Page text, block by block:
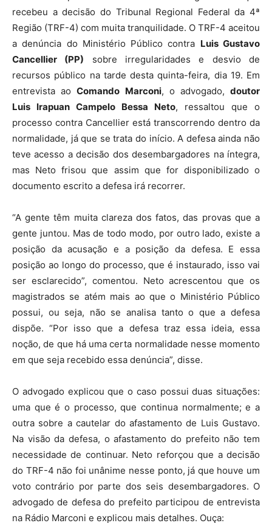
recebeu a decisão do Tribunal Regional Federal da 4ª
Região (TRF-4) com muita tranquilidade. O TRF-4 aceitou
a denúncia do Ministério Público contra Luis Gustavo
Cancellier (PP) sobre irregularidades e desvio de
recursos público na tarde desta quinta-feira, dia 19. Em
entrevista aoComando Marconi, o advogado,doutor
Luis Irapuan Campelo Bessa Neto, ressaltou que o
processo contra Cancellier está transcorrendo dentro da
normalidade, já que se trata do início. A defesa ainda não
teve acesso a decisão dos desembargadores na íntegra,
mas Neto frisou que assim que for disponibilizado o
documento escrito a defesa irá recorrer.
“A gente têm muita clareza dos fatos, das provas que a
gente juntou. Mas de todo modo, por outro lado, existe a
posição da acusação e a posição da defesa. E essa
posição ao longo do processo, que é instaurado, isso vai
ser esclarecido”, comentou. Neto acrescentou que os
magistrados se atém mais ao que o Ministério Público
possui, ou seja, não se analisa tanto o que a defesa
dispõe. “Por isso que a defesa traz essa ideia, essa
noção, de que há uma certa normalidade nesse momento
em que seja recebido essa denúncia”, disse.
O advogado explicou que o caso possui duas situações:
uma que é o processo, que continua normalmente; e a
outra sobre a cautelar do afastamento de Luis Gustavo.
Na visão da defesa, o afastamento do prefeito não tem
necessidade de continuar. Neto reforçou que a decisão
do TRF-4 não foi unânime nesse ponto, já que houve um
voto contrário por parte dos seis desembargadores. O
advogado de defesa do prefeito participou de entrevista
na Rádio Marconi e explicou mais detalhes. Ouça: